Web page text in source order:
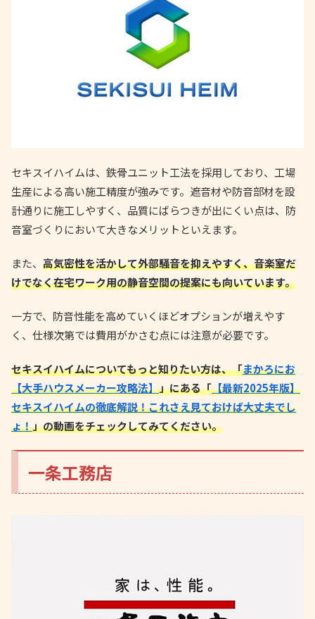
セキスイハイムは、鉄骨ユニット工法を採用しており、工場
生産による高い施工精度が強みです。遮音材や防音部材を設
計通りに施工しやすく、品質にばらつきが出にくい点は、防
音室づくりにおいて大きなメリットといえます。
また、 高気密性を活かして外部騒音を抑えやすく、音楽室だ
けでなく在宅ワーク用の静音空間の提案にも向いています。
一方で、防音性能を高めていくほどオプションが増えやす
く、仕様次第では費用がかさむ点には注意が必要です。
セキスイハイムについてもっと知りたい方は、「まかろにお
【大手ハウスメーカー攻略法】」にある「【最新2025年版】
セキスイハイムの徹底解説！これさえ見ておけば大丈夫でし
ょ！」の動画をチェックしてみてください。
一条工務店